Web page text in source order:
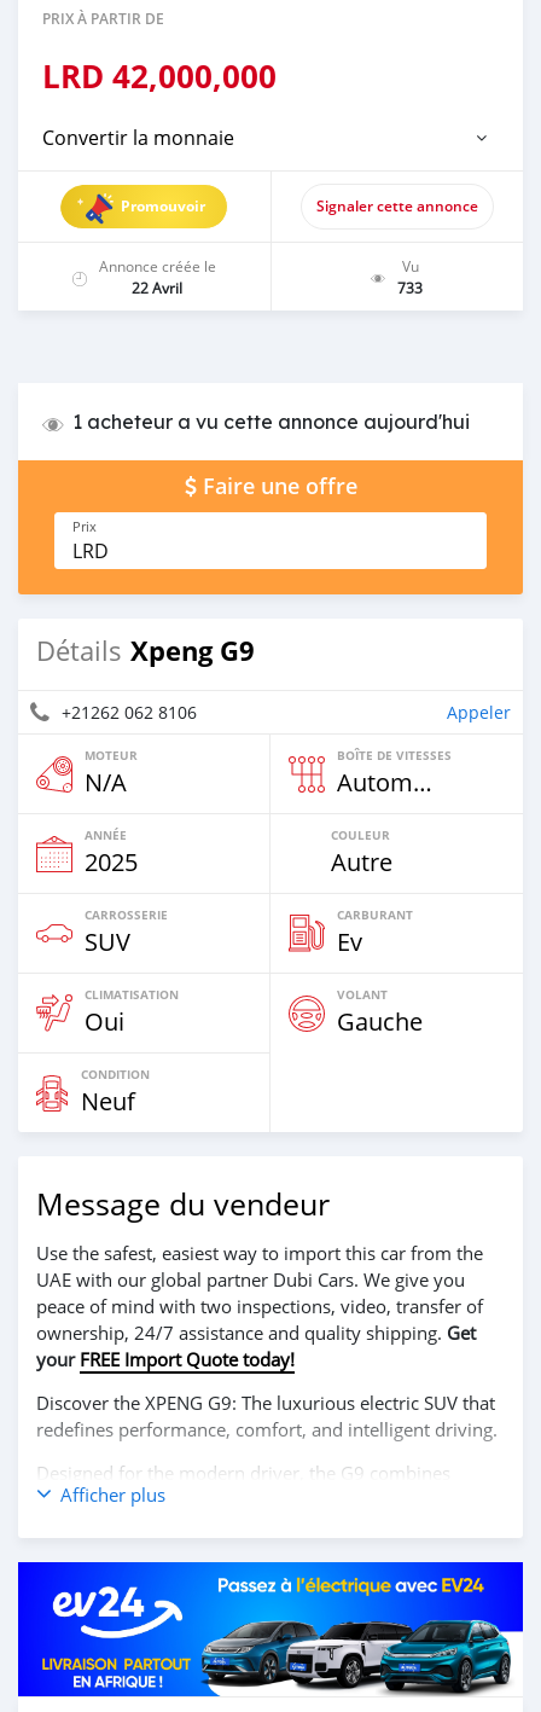
PRIX À PARTIR DE
LRD 42,000,000
Convertir la monnaie
Promouvoir Signaler cette annonce
Annonce créée le
22 Avril
Vu
733
1 acheteur a vu cette annonce aujourd'hui
Faire une offre
Prix
LRD
Détails Xpeng G9
+21262 062 8106 Appeler
MOTEUR
N/A
BOÎTE DE VITESSES
Automatique
ANNÉE
2025
COULEUR
Autre
CARROSSERIE
SUV
CARBURANT
Ev
CLIMATISATION
Oui
VOLANT
Gauche
CONDITION
Neuf
Message du vendeur
Use the safest, easiest way to import this car from the
UAE with our global partner Dubi Cars. We give you
peace of mind with two inspections, video, transfer of
ownership, 24/7 assistance and quality shipping. Get
your FREE Import Quote today!
Discover the XPENG G9: The luxurious electric SUV that
redefines performance, comfort, and intelligent driving.
Designed for the modern driver, the G9 combines
cutting-edge electric power with a sleek, aerodynamic
exhilarating driving experience with zero emissions.
Inside, the G9 features a spacious and refined cabin
equipped with advanced technology, including a large
touchscreen display, AI-powered infotainment system,
and a suite of intelligent driver-assist features, ensuring
Afficher plus